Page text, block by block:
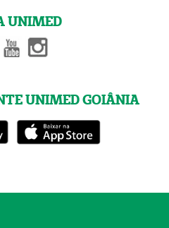
UNIMED
UNIMED GOIÂNIA